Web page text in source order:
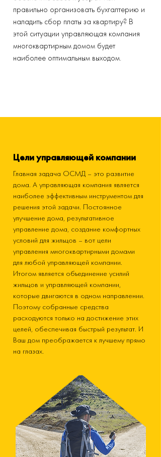
правильно организовать бухгалтерию и
наладить сбор платы за квартиру? В
этой ситуации управляющая компания
многоквартирным домом будет
наиболее оптимальным выходом.
Цели управляющей компании
Главная задача ОСМД – это развитие
дома. А управляющая компания является
наиболее эффективным инструментом для
решения этой задачи. Постоянное
улучшение дома, результативное
управление дома, создание комфортных
условий для жильцов – вот цели
управления многоквартирными домами
для любой управляющей компании.
Итогом является объединение усилий
жильцов и управляющей компании,
которые двигаются в одном направлении.
Поэтому собранные средства
расходуются только на достижение этих
целей, обеспечивая быстрый результат. И
Ваш дом преображается к лучшему прямо
на глазах.